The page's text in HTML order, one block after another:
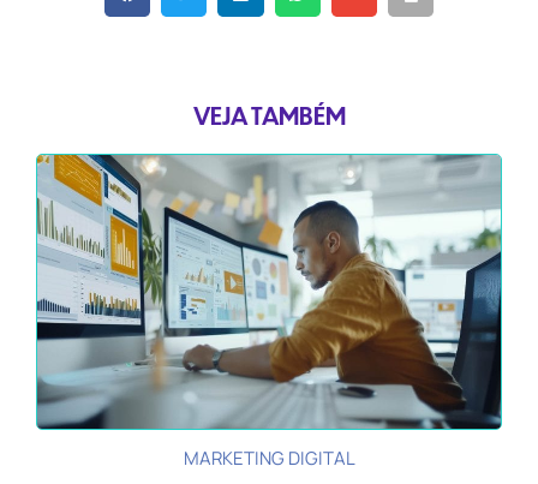
VEJA TAMBÉM
MARKETING DIGITAL